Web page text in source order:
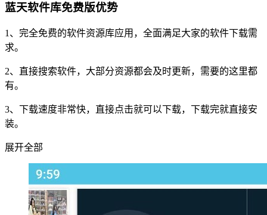
蓝天软件库免费版优势
1、完全免费的软件资源库应用，全面满足大家的软件下载需
求。
2、直接搜索软件，大部分资源都会及时更新，需要的这里都
有。
3、下载速度非常快，直接点击就可以下载，下载完就直接安
装。
展开全部